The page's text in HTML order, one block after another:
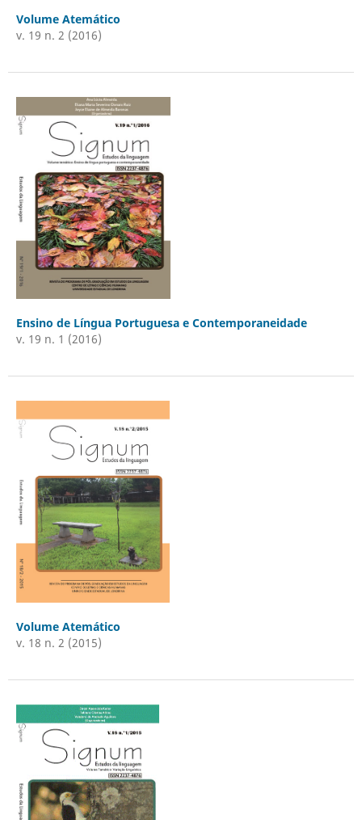
Volume Atemático
v. 19 n. 2 (2016)
Ensino de Língua Portuguesa e Contemporaneidade
v. 19 n. 1 (2016)
Volume Atemático
v. 18 n. 2 (2015)